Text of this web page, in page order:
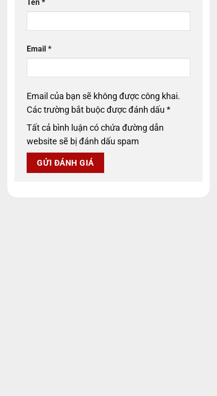
Tên *
Email *
Email của bạn sẽ không được công khai.
Các trường bắt buộc được đánh dấu *
Tất cả bình luận có chứa đường dẫn
website sẽ bị đánh dấu spam